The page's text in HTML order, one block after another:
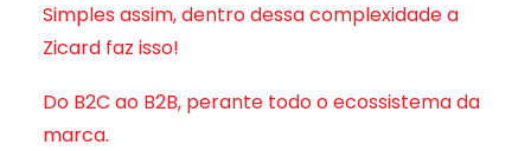
Simples assim, dentro dessa complexidade a
Zicard faz isso!
Do B2C ao B2B, perante todo o ecossistema da
marca.